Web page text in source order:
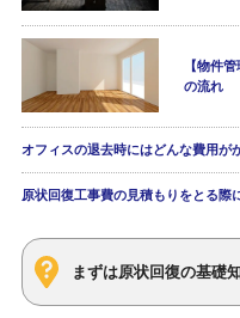
【物件
の流れ
オフィスの退去時にはどんな費用が
原状回復工事費の見積もりをとる際
まずは原状回復の基礎